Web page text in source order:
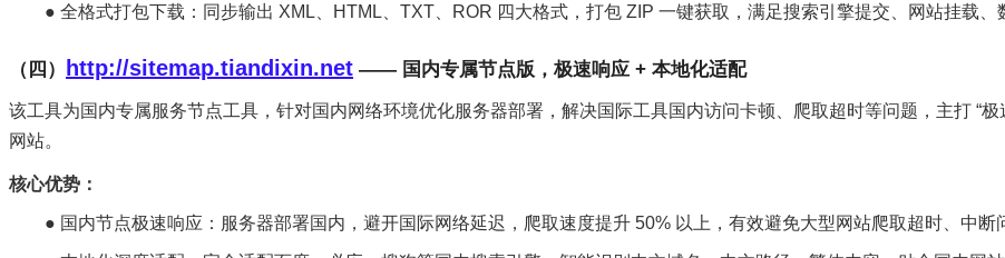
● 全格式打包下载：同步输出 XML、HTML、TXT、ROR 四大格式，打包 ZIP 一键获取，满足搜索引擎提交、网站挂载、
（四） http://sitemap.tiandixin.net —— 国内专属节点版，极速响应 + 本地化适配
该工具为国内专属服务节点工具，针对国内网络环境优化服务器部署，解决国际工具国内访问卡顿、爬取超时等问题，主打 “
网站。
核心优势：
● 国内节点极速响应：服务器部署国内，避开国际网络延迟，爬取速度提升 50% 以上，有效避免大型网站爬取超时、中断